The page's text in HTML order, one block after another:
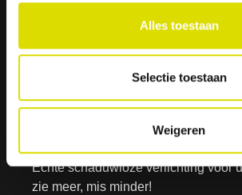
Alles toestaan
Selectie toestaan
Weigeren
Isolite- i3
Nu verkrijgbaar
Echte schaduwloze verlichting voor
zie meer, mis minder!